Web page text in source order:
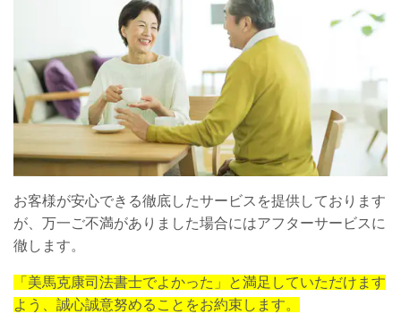
お客様が安心できる徹底したサービスを提供しております
が、万一ご不満がありました場合にはアフターサービスに
徹します。
「美馬克康司法書士でよかった」と満足していただけます
よう、誠心誠意努めることをお約束します。